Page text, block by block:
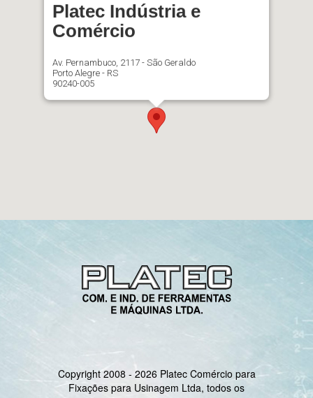
Platec Indústria e
Comércio
Av. Pernambuco, 2117 - São Geraldo
Porto Alegre - RS
90240-005
Copyright 2008 - 2026 Platec Comércio para
Fixações para Usinagem Ltda, todos os